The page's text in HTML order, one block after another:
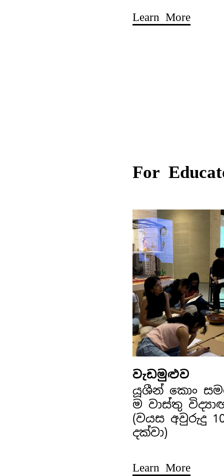
Learn More
For
වැඩමුළුව
යූශීන් කොං
ම වාස්තු
(වයස අවුරුදු
දක්වා)
Learn More